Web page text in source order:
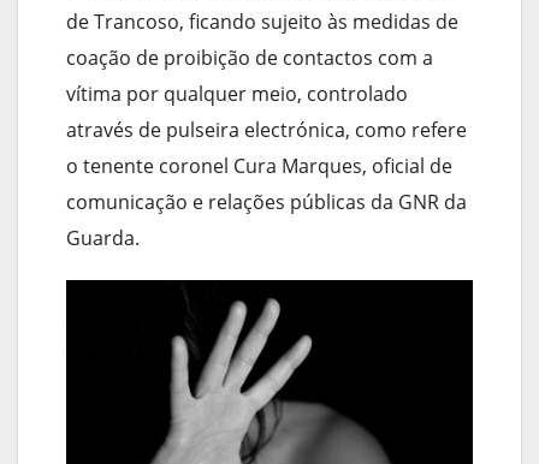
de Trancoso, ficando sujeito às medidas de
coação de proibição de contactos com a
vítima por qualquer meio, controlado
através de pulseira electrónica, como refere
o tenente coronel Cura Marques, oficial de
comunicação e relações públicas da GNR da
Guarda.